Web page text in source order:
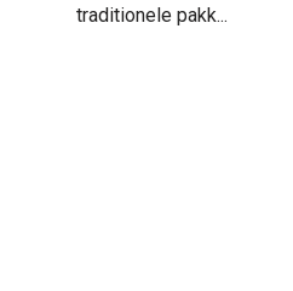
traditionele pakk...